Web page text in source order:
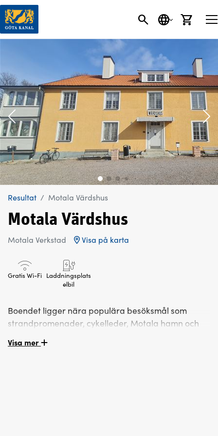
SÖKSPRÅK
Resultat Motala Värdshus
Motala Värdshus
Motala Verkstad Visa på karta
Gratis Wi-Fi Laddningsplats
elbil
Boendet ligger nära populära besöksmål som
strandpromenader, cykelleder, Motala hamn och
Gratis Wi-Fi och parkering ingår, vilket gör vistelsen
Visa mer